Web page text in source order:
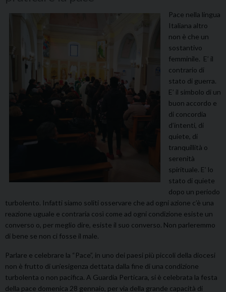
Pace nella lingua
Italiana altro
non è che un
sostantivo
femminile. E’ il
contrario di
stato di guerra.
E’ il simbolo di un
buon accordo e
di concordia
d’intenti, di
quiete, di
tranquillità o
serenità
spirituale. E’ lo
stato di quiete
dopo un periodo
turbolento. Infatti siamo soliti osservare che ad ogni azione c’è una
reazione uguale e contraria così come ad ogni condizione esiste un
converso o, per meglio dire, esiste il suo converso. Non parleremmo
di bene se non ci fosse il male.
Parlare e celebrare la “Pace”, in uno dei paesi più piccoli della diocesi
non è frutto di un’esigenza dettata dalla fine di una condizione
turbolenta o non pacifica. A Guardia Perticara, si è celebrata la festa
della pace domenica 28 gennaio, per via della grande capacità di